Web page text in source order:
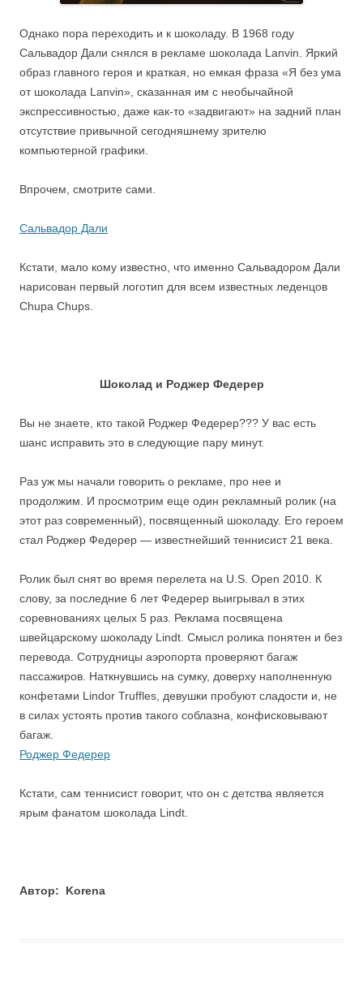
Однако пора переходить и к шоколаду. В 1968 году
Сальвадор Дали снялся в рекламе шоколада Lanvin. Яркий
образ главного героя и краткая, но емкая фраза «Я без ума
от шоколада Lanvin», сказанная им с необычайной
экспрессивностью, даже как-то «задвигают» на задний план
отсутствие привычной сегодняшнему зрителю
компьютерной графики.
Впрочем, смотрите сами.
Сальвадор Дали
Кстати, мало кому известно, что именно Сальвадором Дали
нарисован первый логотип для всем известных леденцов
Chupa Chups.
Шоколад и Роджер Федерер
Вы не знаете, кто такой Роджер Федерер??? У вас есть
шанс исправить это в следующие пару минут.
Раз уж мы начали говорить о рекламе, про нее и
продолжим. И просмотрим еще один рекламный ролик (на
этот раз современный), посвященный шоколаду. Его героем
стал Роджер Федерер — известнейший теннисист 21 века.
Ролик был снят во время перелета на U.S. Open 2010. К
слову, за последние 6 лет Федерер выигрывал в этих
соревнованиях целых 5 раз. Реклама посвящена
швейцарскому шоколаду Lindt. Смысл ролика понятен и без
перевода. Сотрудницы аэропорта проверяют багаж
пассажиров. Наткнувшись на сумку, доверху наполненную
конфетами Lindor Truffles, девушки пробуют сладости и, не
в силах устоять против такого соблазна, конфисковывают
багаж.
Роджер Федерер
Кстати, сам теннисист говорит, что он с детства является
ярым фанатом шоколада Lindt.
Автор: Korena